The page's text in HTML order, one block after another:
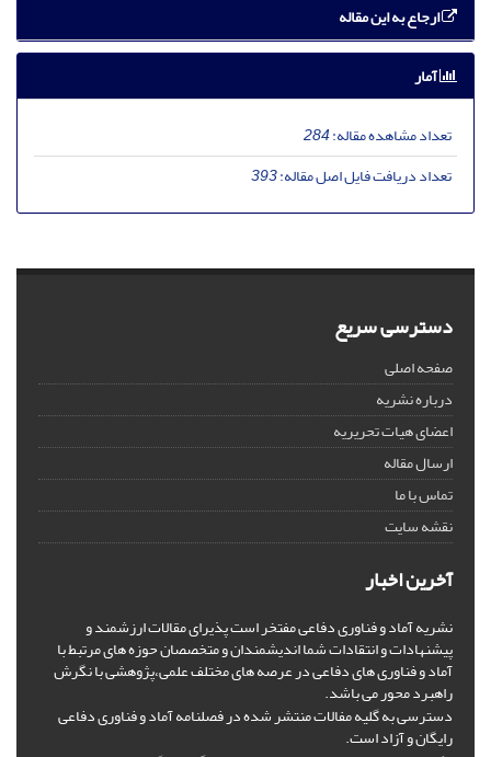
ارجاع به این مقاله
آمار
تعداد مشاهده مقاله:284
تعداد دریافت فایل اصل مقاله:393
دسترسی سریع
صفحه اصلی
درباره نشریه
اعضای هیات تحریریه
ارسال مقاله
تماس با ما
نقشه سایت
آخرین اخبار
نشریه آماد و فناوری دفاعی مفتخر است پذیرای مقالات ارزشمند و
پیشنهادات و انتقادات شما اندیشمندان و متخصصان حوزه های مرتبط با
آماد و فناوری های دفاعی در عرصه های مختلف علمی،پژوهشی با نگرش
راهبرد محور می باشد.
دسترسی به گلیه مفالات منتشر شده در فصلنامه آماد و فناوری دفاعی
رایگان و آزاد است.